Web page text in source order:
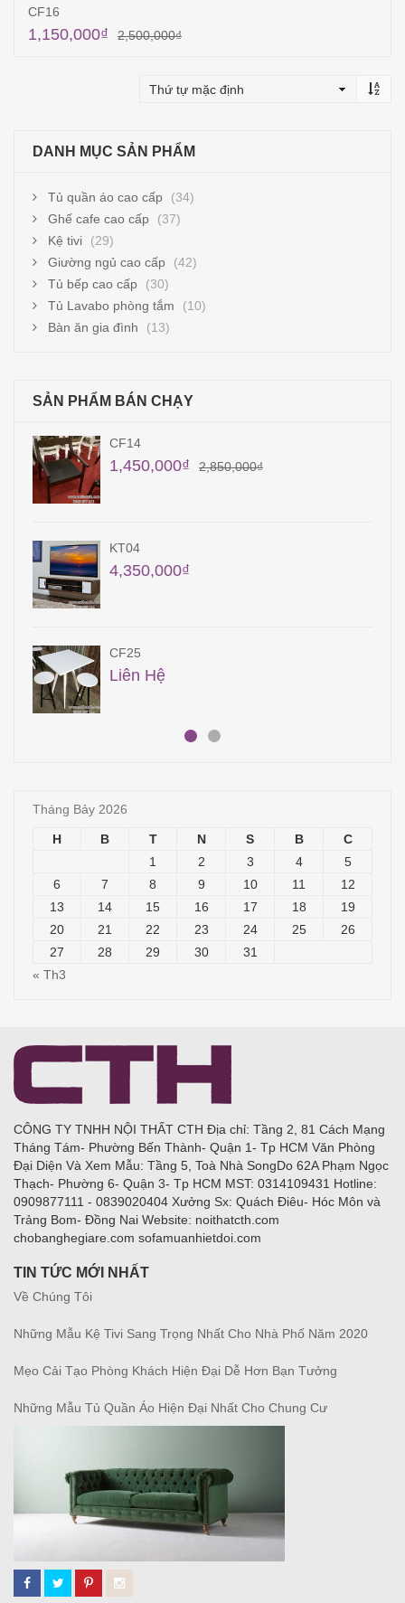
CF16
2,500,000₫
1,150,000₫
DANH MỤC SẢN PHẨM
Tủ quần áo cao cấp
(34)
Ghế cafe cao cấp
(37)
Kệ tivi
(29)
Giường ngủ cao cấp
(42)
Tủ bếp cao cấp
(30)
Tủ Lavabo phòng tắm
(10)
Bàn ăn gia đình
(13)
SẢN PHẨM BÁN CHẠY
CF14
2,850,000₫
1,450,000₫
KT04
4,350,000₫
CF25
Liên Hệ
Tháng Bảy 2026
H B T N S B
C
1
2 3 4
5
6
7 8 9 10 11
12
13
14 15 16 17 18
19
20
21 22 23 24 25
26
27
28 29 30
31
« Th3
CÔNG TY TNHH NỘI THẤT CTH Địa chỉ: Tầng 2, 81 Cách Mạng
Tháng Tám- Phường Bến Thành- Quận 1- Tp HCM Văn Phòng
Đại Diện Và Xem Mẫu: Tầng 5, Toà Nhà SongDo 62A Phạm Ngọc
Thạch- Phường 6- Quận 3- Tp HCM MST: 0314109431 Hotline:
0909877111 - 0839020404 Xưởng Sx: Quách Điêu- Hóc Môn và
Trảng Bom- Đồng Nai Website: noithatcth.com
chobanghegiare.com sofamuanhietdoi.com
TIN TỨC MỚI NHẤT
Về Chúng Tôi
Những Mẫu Kệ Tivi Sang Trọng Nhất Cho Nhà Phố Năm 2020
Mẹo Cải Tạo Phòng Khách Hiện Đại Dễ Hơn Bạn Tưởng
Những Mẫu Tủ Quần Áo Hiện Đại Nhất Cho Chung Cư